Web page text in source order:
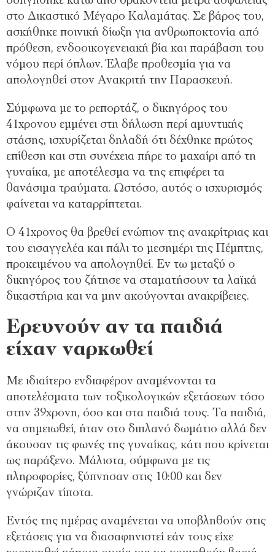
στο Δικαστικό Μέγαρο Καλαμάτας. Σε βάρος του,
ασκήθηκε ποινική δίωξη για ανθρωποκτονία από
πρόθεση, ενδοοικογενειακή βία και παράβαση του
νόμου περί όπλων. Έλαβε προθεσμία για να
απολογηθεί στον Ανακριτή την Παρασκευή.
Σύμφωνα με το ρεπορτάζ, ο δικηγόρος του
41χρονου εμμένει στη δήλωση περί αμυντικής
στάσης, ισχυρίζεται δηλαδή ότι δέχθηκε πρώτος
επίθεση και στη συνέχεια πήρε το μαχαίρι από τη
γυναίκα, με αποτέλεσμα να της επιφέρει τα
θανάσιμα τραύματα. Ωστόσο, αυτός ο ισχυρισμός
φαίνεται να καταρρίπτεται.
Ο 41χρονος θα βρεθεί ενώπιον της ανακρίτριας και
του εισαγγελέα και πάλι το μεσημέρι της Πέμπτης,
προκειμένου να απολογηθεί. Εν τω μεταξύ ο
δικηγόρος του ζήτησε να σταματήσουν τα λαϊκά
δικαστήρια και να μην ακούγονται ανακρίβειες.
Ερευνούν αν τα παιδιά
είχαν ναρκωθεί
Με ιδιαίτερο ενδιαφέρον αναμένονται τα
αποτελέσματα των τοξικολογικών εξετάσεων τόσο
στην 39χρονη, όσο και στα παιδιά τους. Τα παιδιά,
να σημειωθεί, ήταν στο διπλανό δωμάτιο αλλά δεν
άκουσαν τις φωνές της γυναίκας, κάτι που κρίνεται
ως παράξενο. Μάλιστα, σύμφωνα με τις
πληροφορίες, ξύπνησαν στις 10:00 και δεν
γνώριζαν τίποτα.
Εντός της ημέρας αναμένεται να υποβληθούν στις
εξετάσεις για να διασαφηνιστεί εάν τους είχε